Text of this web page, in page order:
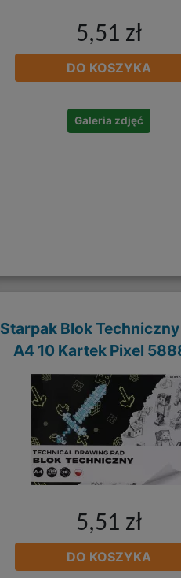
5,51 zł
DO KOSZYKA
Galeria zdjęć
Starpak Blok Techniczny
A4 10 Kartek Pixel
5,51 zł
DO KOSZYKA